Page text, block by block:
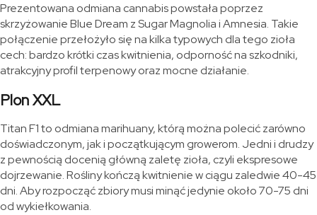
Prezentowana odmiana cannabis powstała poprzez
skrzyżowanie Blue Dream z Sugar Magnolia i Amnesia. Takie
połączenie przełożyło się na kilka typowych dla tego zioła
cech: bardzo krótki czas kwitnienia, odporność na szkodniki,
atrakcyjny profil terpenowy oraz mocne działanie.
Plon XXL
Titan F1 to odmiana marihuany, którą można polecić zarówno
doświadczonym, jak i początkującym growerom. Jedni i drudzy
z pewnością docenią główną zaletę zioła, czyli ekspresowe
dojrzewanie. Rośliny kończą kwitnienie w ciągu zaledwie 40-45
dni. Aby rozpocząć zbiory musi minąć jedynie około 70-75 dni
od wykiełkowania.